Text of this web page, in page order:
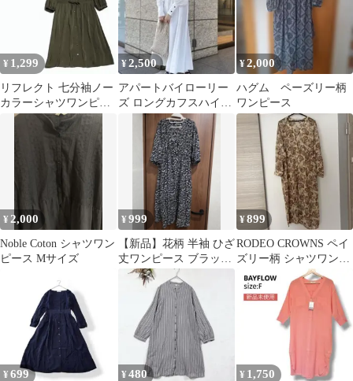
¥ 1,299
リフレクト 七分袖ノー
カラーシャツワンピー
ス リボン カジュアル
シンプル 無地
¥2,500
アパートバイローリー
ズ ロングカフスハイネ
ックワンピース ロン
グシャツ
¥2,000
ハグム ペーズリー柄
ワンピース
¥ 2,000
Noble Coton シャツワン
ピース Mサイズ
¥999
【新品】花柄 半袖 ひざ
丈ワンピース ブラック
Lサイズ
¥899
RODEO CROWNS ペイ
ズリー柄 シャツワンピ
ース
¥ 699 ¥480 ¥ 1,750